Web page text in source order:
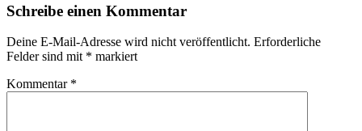
Schreibe einen Kommentar
Deine E-Mail-Adresse wird nicht veröffentlicht. Erforderliche
Felder sind mit * markiert
Kommentar *